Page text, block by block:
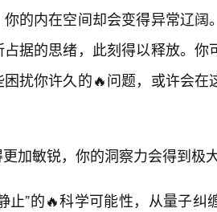
的内在空间却会变得异常辽
据的思绪，此刻得以释放。
扰你许久的🔥问题，或许会
加敏锐，你的洞察力会得到极
止”的🔥科学可能性，从量子